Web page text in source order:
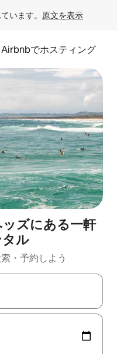
います。 原文を表示
Airbnbでホスティング
ズにある一軒
ル
・予約しよう
印キーを使って移動するか